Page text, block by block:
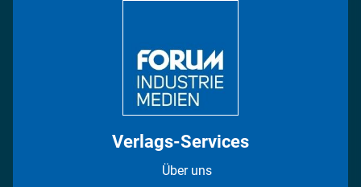
Verlags-Services
Über uns